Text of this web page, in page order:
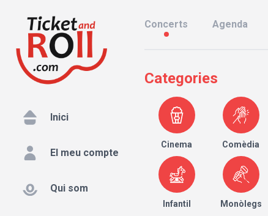
Inici
El meu compte
Qui som
Concerts Agenda
Categories
Cinema Comèdia
Infantil Monòlegs